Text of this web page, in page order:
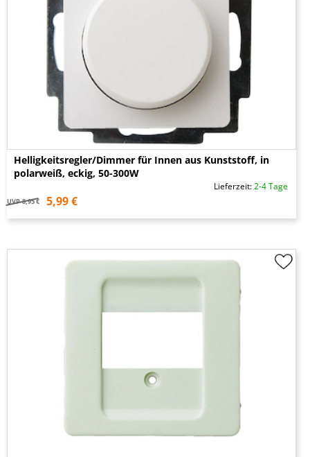
Helligkeitsregler/Dimmer für Innen aus Kunststoff, in
polarweiß, eckig, 50-300W
Lieferzeit:2-4 Tage
UVP 8,95 € 5,99 €